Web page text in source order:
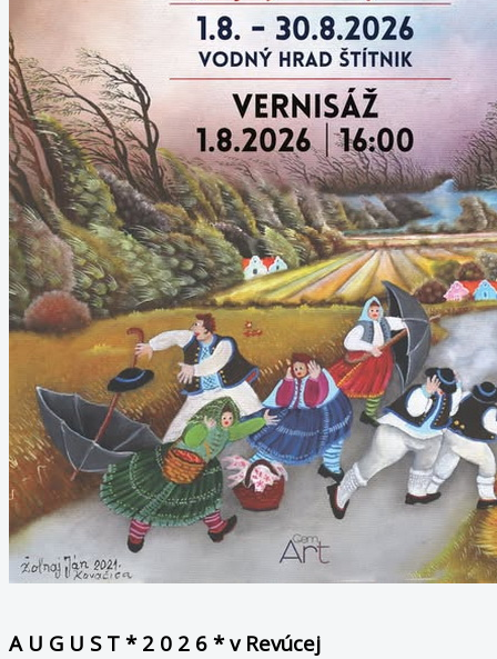
A U G U S T * 2 0 2 6 * v Revúcej